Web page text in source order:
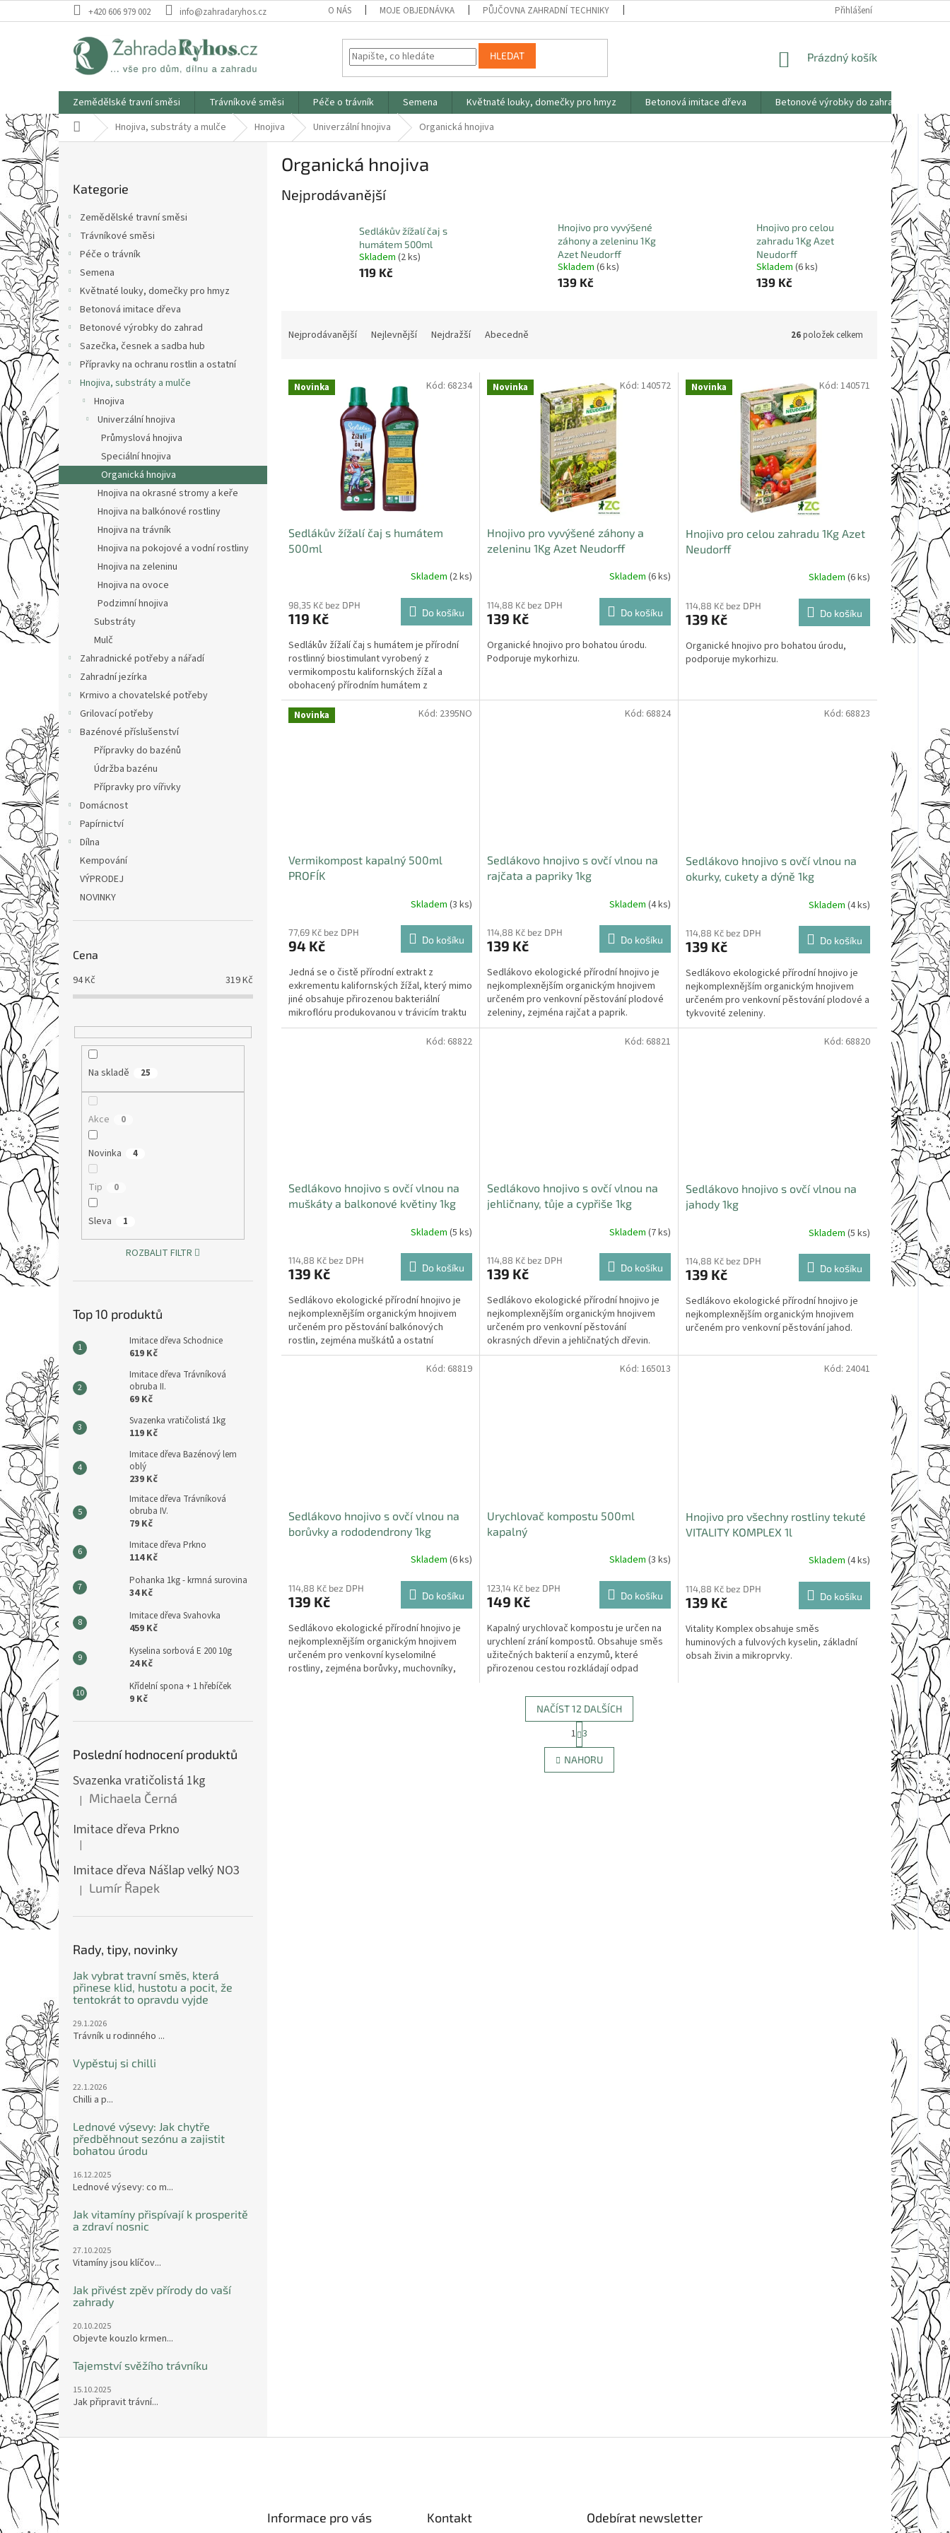
na
+420 606 979 002 info@zahradaryhos.cz O NÁS MOJE OBJEDNÁVKA PŮJČOVNA ZAHRADNÍ TECHNIKY PODMÍNKY OCHRANY
Přihlášení
HLEDAT
NÁKUPNÍ
Prázdný košík
Zemědělské travní směsi Trávníkové směsi Péče o trávník Semena Květnaté louky, domečky pro hmyz Betonová imitace dřeva Betonové výrobky do zahrad
Domů Hnojiva, substráty a mulče Hnojiva Univerzální hnojiva Organická hnojiva
P
o
r
a
n
n
í
p
a
n
e
l
kategorie
Kategorie
Zemědělské travní směsi
Trávníkové směsi
Péče o trávník
Semena
Květnaté louky, domečky pro hmyz
Betonová imitace dřeva
Betonové výrobky do zahrad
Sazečka, česnek a sadba hub
Přípravky na ochranu rostlin a ostatní
Hnojiva, substráty a mulče
Hnojiva
Univerzální hnojiva
Průmyslová hnojiva
Speciální hnojiva
Organická hnojiva
Hnojiva na okrasné stromy a keře
Hnojiva na balkónové rostliny
Hnojiva na trávník
Hnojiva na pokojové a vodní rostliny
Hnojiva na zeleninu
Hnojiva na ovoce
Podzimní hnojiva
Substráty
Mulč
Zahradnické potřeby a nářadí
Zahradní jezírka
Krmivo a chovatelské potřeby
Grilovací potřeby
Bazénové příslušenství
Přípravky do bazénů
Údržba bazénu
Přípravky pro vířivky
Domácnost
Papírnictví
Dílna
Kempování
VÝPRODEJ
NOVINKY
Cena
94Kč 319Kč
Na skladě 25
Akce 0
Novinka 4
Tip 0
Sleva 1
ROZBALIT FILTR
Top 10 produktů
Imitace dřeva Schodnice
619 Kč
Imitace dřeva Trávníková
obruba II.
69 Kč
Svazenka vratičolistá 1kg
119 Kč
Imitace dřeva Bazénový lem
oblý
239 Kč
Imitace dřeva Trávníková
obruba IV.
79 Kč
Imitace dřeva Prkno
114 Kč
Pohanka 1kg - krmná surovina
34 Kč
Imitace dřeva Svahovka
459 Kč
Kyselina sorbová E 200 10g
24 Kč
Křídelní spona + 1 hřebíček
9 Kč
Poslední hodnocení produktů
Svazenka vratičolistá 1kg
Hodnocení produktu je 5 z 5 hvězdiček.
| Michaela Černá
Imitace dřeva Prkno
Hodnocení produktu je 5 z 5 hvězdiček.
|
Imitace dřeva Nášlap velký NO3
Hodnocení produktu je 5 z 5 hvězdiček.
| Lumír Řapek
Rady, tipy, novinky
Jak vybrat travní směs, která
přinese klid, hustotu a pocit, že
tentokrát to opravdu vyjde
29.1.2026
Trávník u rodinného ...
Vypěstuj si chilli
22.1.2026
Chilli a p...
Lednové výsevy: Jak chytře
předběhnout sezónu a zajistit
bohatou úrodu
16.12.2025
Lednové výsevy: co m...
Jak vitamíny přispívají k prosperitě
a zdraví nosnic
27.10.2025
Vitamíny jsou klíčov...
Jak přivést zpěv přírody do vaší
zahrady
20.10.2025
Objevte kouzlo krmen...
Tajemství svěžího trávníku
15.10.2025
Jak připravit trávní...
Organická hnojiva
Nejprodávanější
Sedlákův žížalí čaj s
humátem 500ml
Skladem (2 ks)
119 Kč
Hnojivo pro vyvýšené
záhony a zeleninu 1Kg
Azet Neudorff
Skladem (6 ks)
139 Kč
Hnojivo pro celou
zahradu 1Kg Azet
Neudorff
Skladem (6 ks)
139 Kč
n
Nejprodávanější Nejlevnější Nejdražší Abecedně 26položek celkem
V Novinka
Sedlákův žížalí čaj s humátem
500ml
Skladem (2 ks)
98,35 Kč bez DPH
119 Kč Do košíku
Sedlákův žížalí čaj s humátem je přírodní
rostlinný biostimulant vyrobený z
vermikompostu kalifornských žížal a
obohacený přírodním humátem z
leonarditu (organická...
Kód: 68234 Novinka
Hnojivo pro vyvýšené záhony a
zeleninu 1Kg Azet Neudorff
Skladem (6 ks)
114,88 Kč bez DPH
139 Kč Do košíku
Organické hnojivo pro bohatou úrodu.
Podporuje mykorhizu.
Kód: 140572 Novinka
Hnojivo pro celou zahradu 1Kg Azet
Neudorff
Skladem (6 ks)
114,88 Kč bez DPH
139 Kč Do košíku
Organické hnojivo pro bohatou úrodu,
podporuje mykorhizu.
Kód: 140571
Novinka
Vermikompost kapalný 500ml
PROFÍK
Skladem (3 ks)
77,69 Kč bez DPH
94 Kč Do košíku
Jedná se o čistě přírodní extrakt z
exkrementu kalifornských žížal, který mimo
jiné obsahuje přirozenou bakteriální
mikroflóru produkovanou v trávicím traktu
žížaly.
Kód: 2395NO
Sedlákovo hnojivo s ovčí vlnou na
rajčata a papriky 1kg
Skladem (4 ks)
114,88 Kč bez DPH
139 Kč Do košíku
Sedlákovo ekologické přírodní hnojivo je
nejkomplexnějším organickým hnojivem
určeném pro venkovní pěstování plodové
zeleniny, zejména rajčat a paprik.
Kód: 68824
Sedlákovo hnojivo s ovčí vlnou na
okurky, cukety a dýně 1kg
Skladem (4 ks)
114,88 Kč bez DPH
139 Kč Do košíku
Sedlákovo ekologické přírodní hnojivo je
nejkomplexnějším organickým hnojivem
určeném pro venkovní pěstování plodové a
tykvovité zeleniny.
Kód: 68823
Sedlákovo hnojivo s ovčí vlnou na
muškáty a balkonové květiny 1kg
Skladem (5 ks)
114,88 Kč bez DPH
139 Kč Do košíku
Sedlákovo ekologické přírodní hnojivo je
nejkomplexnějším organickým hnojivem
určeném pro pěstování balkónových
rostlin, zejména muškátů a ostatní
kvetoucích rostlin. ...
Kód: 68822
Sedlákovo hnojivo s ovčí vlnou na
jehličnany, tůje a cypřiše 1kg
Skladem (7 ks)
114,88 Kč bez DPH
139 Kč Do košíku
Sedlákovo ekologické přírodní hnojivo je
nejkomplexnějším organickým hnojivem
určeném pro venkovní pěstování
okrasných dřevin a jehličnatých dřevin.
Kód: 68821
Sedlákovo hnojivo s ovčí vlnou na
jahody 1kg
Skladem (5 ks)
114,88 Kč bez DPH
139 Kč Do košíku
Sedlákovo ekologické přírodní hnojivo je
nejkomplexnějším organickým hnojivem
určeném pro venkovní pěstování jahod.
Kód: 68820
Sedlákovo hnojivo s ovčí vlnou na
borůvky a rododendrony 1kg
Skladem (6 ks)
114,88 Kč bez DPH
139 Kč Do košíku
Sedlákovo ekologické přírodní hnojivo je
nejkomplexnějším organickým hnojivem
určeném pro venkovní kyselomilné
rostliny, zejména borůvky, muchovníky,
Kód: 68819
Urychlovač kompostu 500ml
kapalný
Skladem (3 ks)
123,14 Kč bez DPH
149 Kč Do košíku
Kapalný urychlovač kompostu je určen na
urychlení zrání kompostů. Obsahuje směs
užitečných bakterií a enzymů, které
přirozenou cestou rozkládají odpad
Kód: 165013
Hnojivo pro všechny rostliny tekuté
VITALITY KOMPLEX 1l
Skladem (4 ks)
114,88 Kč bez DPH
139 Kč Do košíku
Vitality Komplex obsahuje směs
huminových a fulvových kyselin, základní
obsah živin a mikroprvky.
Kód: 24041
O
v
l
NAČÍST 12 DALŠÍCH
S
t
r
á
n
1 3
NAHORU
Z
á
p
Informace pro vás Kontakt Odebírat newsletter